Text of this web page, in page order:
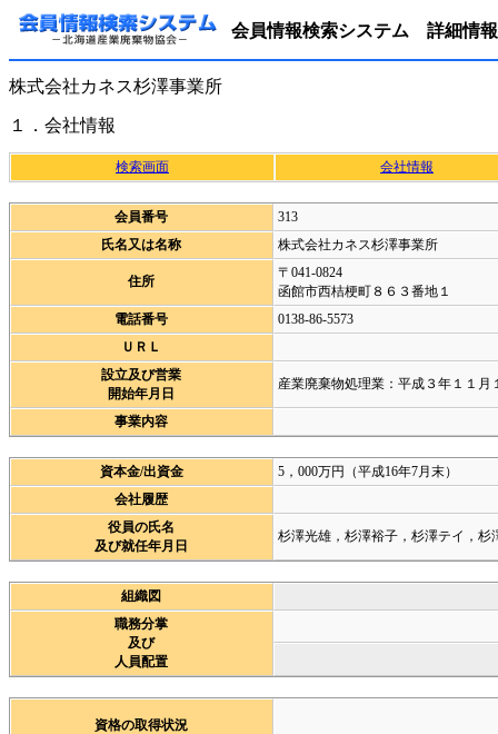
会員情報検索システム 詳細情報
株式会社カネス杉澤事業所
１．会社情報
検索画面 会社情報
会員番号
313
氏名又は名称
株式会社カネス杉澤事業所
住所
〒041-0824
函館市西桔梗町８６３番地１
電話番号
0138-86-5573
ＵＲＬ
設立及び営業
開始年月日
産業廃棄物処理業：平成３年１１月
事業内容
資本金/出資金
5，000万円（平成16年7月末）
会社履歴
役員の氏名
及び就任年月日
杉澤光雄，杉澤裕子，杉澤テイ，杉
組織図
職務分掌
及び
人員配置
資格の取得状況